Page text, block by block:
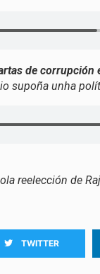
de corrupción
supoña unha
reelección de
TWITTER